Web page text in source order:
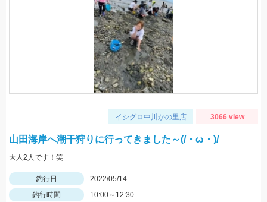
イシグロ中川かの里店 3066 view
山田海岸へ潮干狩りに行ってきました～(/・ω・)/
大人2人です！笑
釣行日
2022/05/14
釣行時間
10:00～12:30